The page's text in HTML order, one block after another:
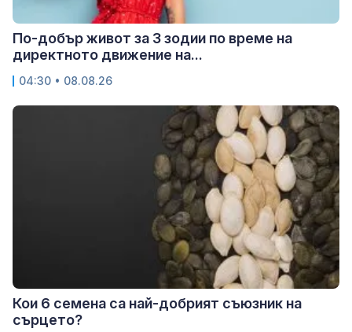
По-добър живот за 3 зодии по време на
директното движение на...
04:30 • 08.08.26
Кои 6 семена са най-добрият съюзник на
сърцето?